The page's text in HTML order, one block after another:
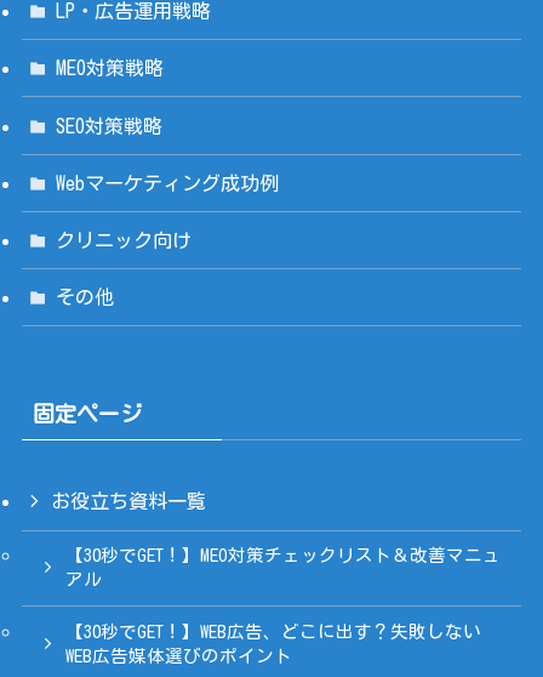
LP・広告運用戦略
MEO対策戦略
SEO対策戦略
Webマーケティング成功例
クリニック向け
その他
固定ページ
お役立ち資料一覧
【30秒でGET！】MEO対策チェックリスト＆改善マニュ
アル
【30秒でGET！】WEB広告、どこに出す？失敗しない
WEB広告媒体選びのポイント